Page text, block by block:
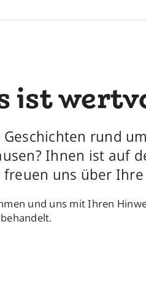
ist
rund
Ihnen ist auf
uns über
und uns mit Ihren